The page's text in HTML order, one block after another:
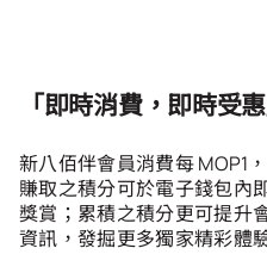
推薦朋友
登出
「即時消費，即時受惠
新八佰伴會員消費每 MOP1
賺取之積分可於電子錢包內
獎賞；累積之積分更可提升
資訊，發掘更多獨家精彩體